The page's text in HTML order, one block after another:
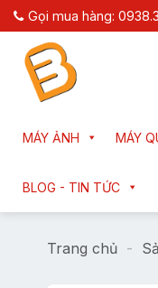
Chuyển
đến
dung
Gọi mua hàng:
MÁY ẢNH MÁY
BLOG - TIN TỨC
Trang chủ -